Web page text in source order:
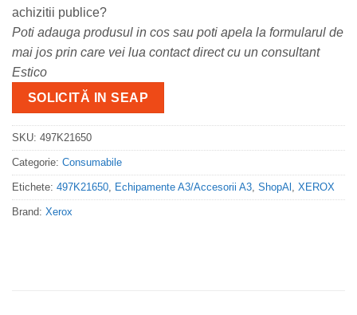
achizitii publice?
Poti adauga produsul in cos sau poti apela la formularul de
mai jos prin care vei lua contact direct cu un consultant
Estico
SOLICITĂ IN SEAP
SKU: 497K21650
Categorie: Consumabile
Etichete: 497K21650, Echipamente A3/Accesorii A3, ShopAl , XEROX
Brand: Xerox